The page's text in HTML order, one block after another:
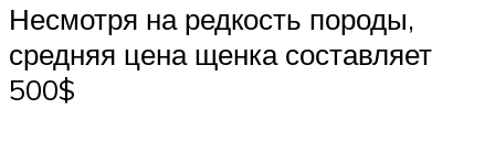
Несмотря на редкость породы,
средняя цена щенка составляет
500$